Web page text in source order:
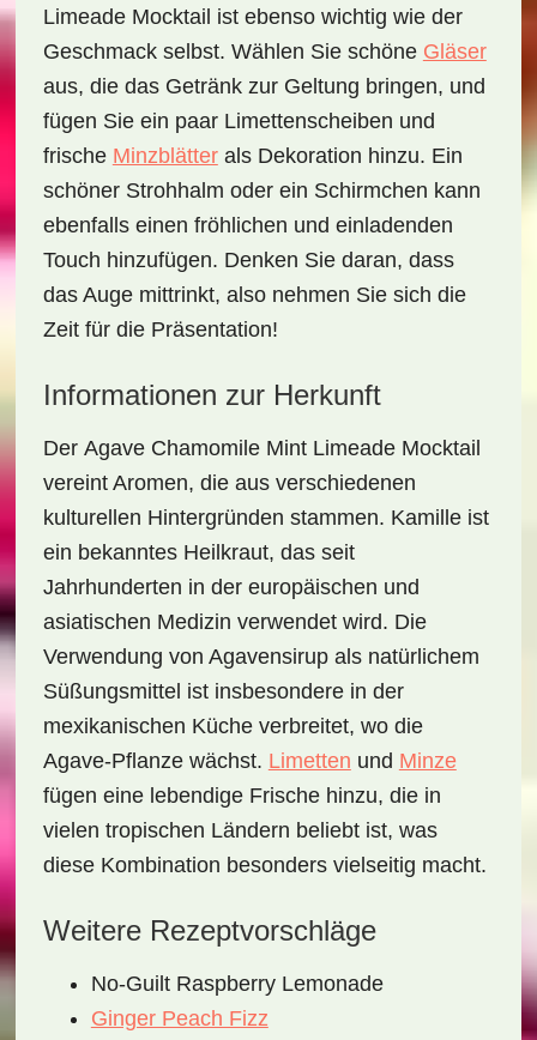
Limeade Mocktail ist ebenso wichtig wie der
Geschmack selbst. Wählen Sie schöne Gläser
aus, die das Getränk zur Geltung bringen, und
fügen Sie ein paar Limettenscheiben und
frische Minzblätterals Dekoration hinzu. Ein
schöner Strohhalm oder ein Schirmchen kann
ebenfalls einen fröhlichen und einladenden
Touch hinzufügen. Denken Sie daran, dass
das Auge mittrinkt, also nehmen Sie sich die
Zeit für die Präsentation!
Informationen zur Herkunft
Der Agave Chamomile Mint Limeade Mocktail
vereint Aromen, die aus verschiedenen
kulturellen Hintergründen stammen. Kamille ist
ein bekanntes Heilkraut, das seit
Jahrhunderten in der europäischen und
asiatischen Medizin verwendet wird. Die
Verwendung von Agavensirup als natürlichem
Süßungsmittel ist insbesondere in der
mexikanischen Küche verbreitet, wo die
Agave-Pflanze wächst. Limetten und Minze
fügen eine lebendige Frische hinzu, die in
vielen tropischen Ländern beliebt ist, was
diese Kombination besonders vielseitig macht.
Weitere Rezeptvorschläge
No-Guilt Raspberry Lemonade
Ginger Peach Fizz